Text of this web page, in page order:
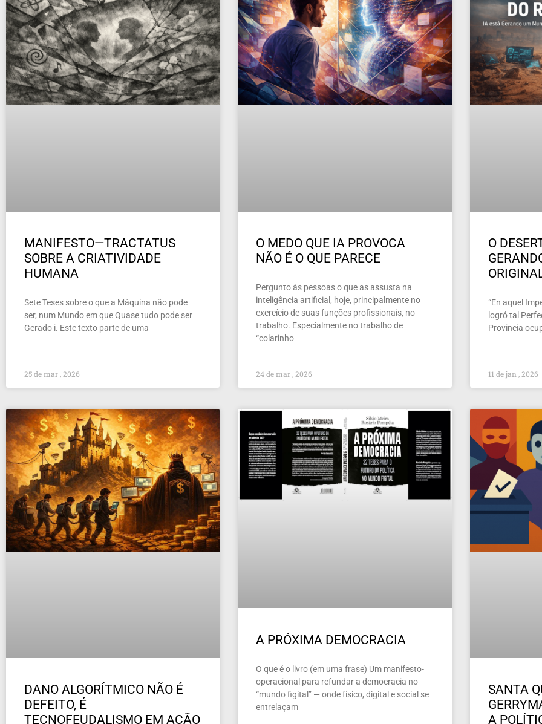
MANIFESTO—TRACTATUS
SOBRE A CRIATIVIDADE
HUMANA
Sete Teses sobre o que a Máquina não pode
ser, num Mundo em que Quase tudo pode ser
Gerado i. Este texto parte de uma
25 de mar , 2026
O MEDO QUE IA PROVOCA
NÃO É O QUE PARECE
Pergunto às pessoas o que as assusta na
inteligência artificial, hoje, principalmente no
exercício de suas funções profissionais, no
trabalho. Especialmente no trabalho de
“colarinho
24 de mar , 2026
O
“En aquel
logró tal
Provincia
11 de jan , 2026
DANO ALGORÍTMICO NÃO É
DEFEITO, É
TECNOFEUDALISMO EM AÇÃO
A PRÓXIMA DEMOCRACIA
O que é o livro (em uma frase) Um manifesto-
operacional para refundar a democracia no
“mundo figital” — onde físico, digital e social se
entrelaçam
SANTA
A